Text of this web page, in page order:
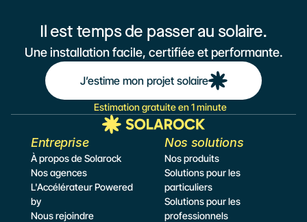
Il est temps de passer au solaire.
Une installation facile, certifiée et performante.
J’estime mon projet solaire
Estimation gratuite en 1 minute
Entreprise
À propos de Solarock
Nos agences
L'Accélérateur Powered
by
Nous rejoindre
Nos solutions
Nos produits
Solutions pour les
particuliers
Solutions pour les
professionnels